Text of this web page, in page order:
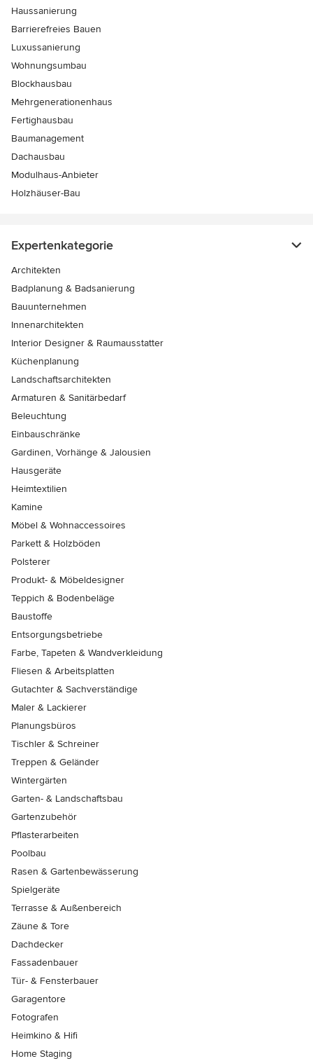
Haussanierung
Barrierefreies Bauen
Luxussanierung
Wohnungsumbau
Blockhausbau
Mehrgenerationenhaus
Fertighausbau
Baumanagement
Dachausbau
Modulhaus-Anbieter
Holzhäuser-Bau
Expertenkategorie
Architekten
Badplanung & Badsanierung
Bauunternehmen
Innenarchitekten
Interior Designer & Raumausstatter
Küchenplanung
Landschaftsarchitekten
Armaturen & Sanitärbedarf
Beleuchtung
Einbauschränke
Gardinen, Vorhänge & Jalousien
Hausgeräte
Heimtextilien
Kamine
Möbel & Wohnaccessoires
Parkett & Holzböden
Polsterer
Produkt- & Möbeldesigner
Teppich & Bodenbeläge
Baustoffe
Entsorgungsbetriebe
Farbe, Tapeten & Wandverkleidung
Fliesen & Arbeitsplatten
Gutachter & Sachverständige
Maler & Lackierer
Planungsbüros
Tischler & Schreiner
Treppen & Geländer
Wintergärten
Garten- & Landschaftsbau
Gartenzubehör
Pflasterarbeiten
Poolbau
Rasen & Gartenbewässerung
Spielgeräte
Terrasse & Außenbereich
Zäune & Tore
Dachdecker
Fassadenbauer
Tür- & Fensterbauer
Garagentore
Fotografen
Heimkino & Hifi
Home Staging